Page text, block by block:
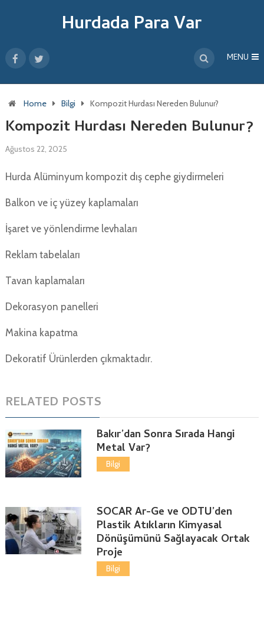
Hurdada Para Var
MENU
Home Bilgi Kompozit Hurdası Nereden Bulunur?
Kompozit Hurdası Nereden Bulunur?
Ağustos 22, 2025
Hurda Alüminyum kompozit dış cephe giydirmeleri
Balkon ve iç yüzey kaplamaları
İşaret ve yönlendirme levhaları
Reklam tabelaları
Tavan kaplamaları
Dekorasyon panelleri
Makina kapatma
Dekoratif Ürünlerden çıkmaktadır.
RELATED POSTS
Bakır’dan Sonra Sırada Hangi
Metal Var?
Bilgi
SOCAR Ar-Ge ve ODTÜ’den
Plastik Atıkların Kimyasal
Dönüşümünü Sağlayacak Ortak
Proje
Bilgi